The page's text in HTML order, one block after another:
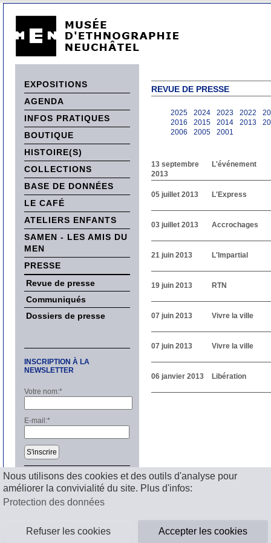
Nous utilisons des cookies et des outils d'analyse pour
améliorer la convivialité du site. Plus d'infos:
Protection des données
Refuser les cookies Accepter les cookies
EXPOSITIONS
AGENDA
INFOS PRATIQUES
BOUTIQUE
HISTOIRE(S)
COLLECTIONS
BASE DE DONNÉES
LE CAFÉ
ATELIERS ENFANTS
SAMEN - LES AMIS DU
MEN
PRESSE
Revue de presse
Communiqués
Dossiers de presse
INSCRIPTION À LA
NEWSLETTER
Votre nom:*
E-mail:*
S'inscrire
REVUE DE PRESSE
2025 2024 2023 2022
2016
2015 2014 2013
2006
2005 2001
13 septembre
2013
L'événement
05 juillet 2013 L'Express
03 juillet 2013 Accrochages
21 juin 2013 L'Impartial
19 juin 2013 RTN
07 juin 2013 Vivre la ville
07 juin 2013 Vivre la ville
06 janvier 2013 Libération